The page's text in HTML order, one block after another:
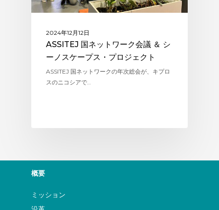
2024年12月12日
ASSITEJ 国ネットワーク会議 ＆ シ
ーノスケープス・プロジェクト
ASSITEJ 国ネットワークの年次総会が、キプロ
スのニコシアで…
概要
ミッション